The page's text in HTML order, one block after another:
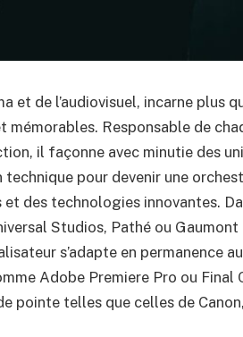
et de l’audiovisuel, incarne plus
mémorables. Responsable de
il façonne avec minutie des
pour devenir une
des technologies innovantes.
Studios, Pathé ou
s’adapte en permanence
Adobe Premiere Pro ou Final
pointe telles que celles de